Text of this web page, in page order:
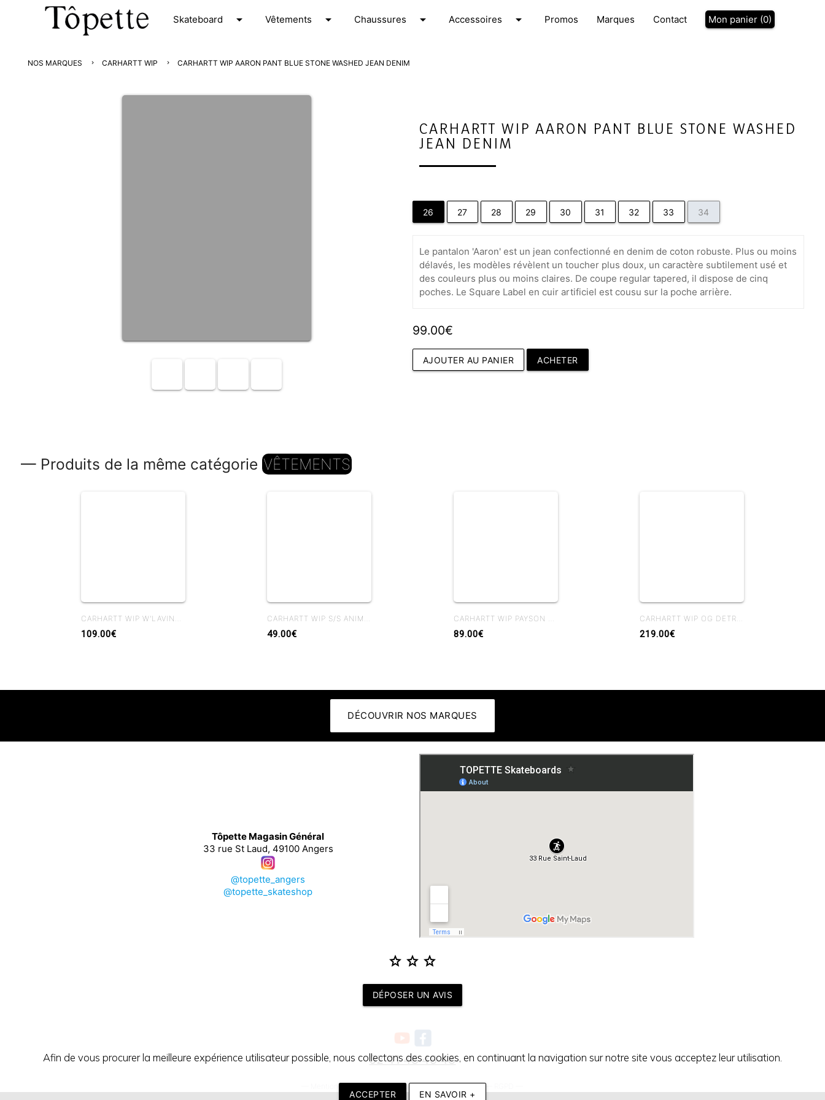
Skateboard arrow_drop_down Vêtements arrow_drop_down Chaussures arrow_drop_down Accessoires arrow_drop_down Promos Marques Contact Mon panier (0)
NOS MARQUES CARHARTT WIP CARHARTT WIP AARON PANT BLUE STONE WASHED JEAN DENIM
CARHARTT WIP AARON PANT BLUE STONE WASHED
JEAN DENIM
26 27 28 29 30 31 32 33 34
Le pantalon 'Aaron' est un jean confectionné en denim de coton robuste. Plus ou moins
délavés, les modèles révèlent un toucher plus doux, un caractère subtilement usé et
des couleurs plus ou moins claires. De coupe regular tapered, il dispose de cinq
poches. Le Square Label en cuir artificiel est cousu sur la poche arrière.
99.00€
AJOUTER AU PANIER ACHETER
— Produits de la même catégorie VÊTEMENTS
109.00€ 49.00€ 89.00€ 219.00€
Afin de vous procurer la meilleure expérience utilisateur possible, nous collectons des cookies, en continuant la navigation sur notre site vous acceptez leur utilisation.
ACCEPTER EN SAVOIR +
DÉCOUVRIR NOS MARQUES
Tôpette Magasin Général
33 rue St Laud, 49100 Angers
@topette_angers
@topette_skateshop
star star star
DÉPOSER UN AVIS
02 41 48 48 48
Mentions légales Conditions générales de vente—